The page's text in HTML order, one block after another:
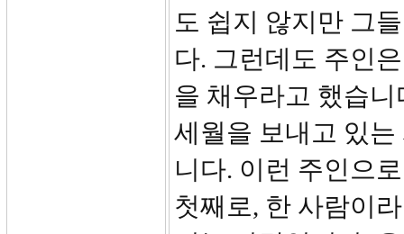
도 쉽지 않지만 그
다. 그런데도 주인
을 채우라고 했습
세월을 보내고 있
니다. 이런 주인으
첫째로, 한 사람이